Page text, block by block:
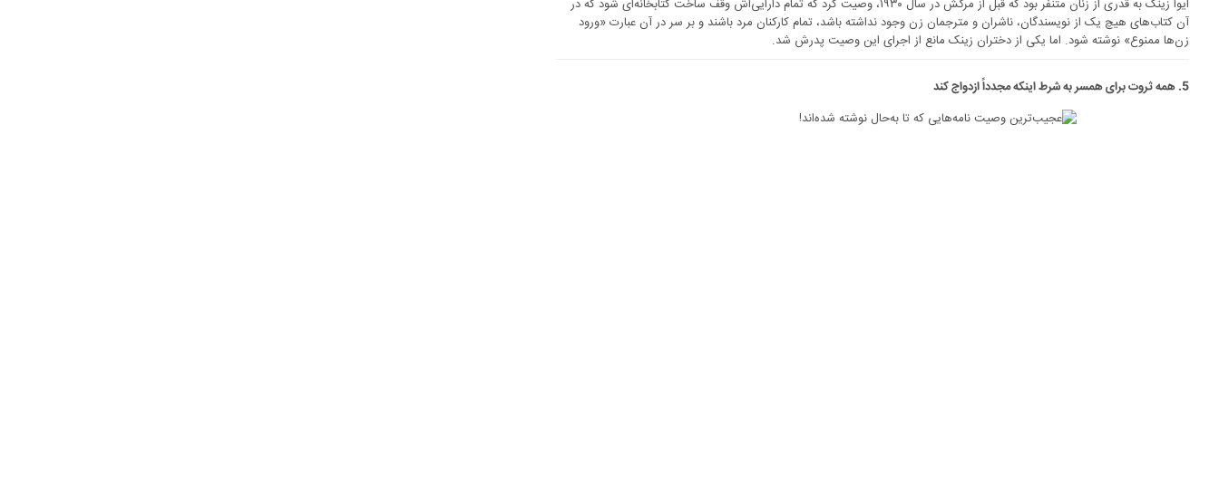
ایوا زینک به قدری از زنان متنفر بود که قبل از مرگش در سال ۱۹۳۰، وصیت کرد که تمام دارایی‌اش وقف ساخت کتابخانه‌ای شود که در
آن کتاب‌های هیچ یک از نویسندگان، ناشران و مترجمان زن وجود نداشته باشد، تمام کارکنان مرد باشند و بر سر در آن عبارت «ورود
زن‌ها ممنوع» نوشته شود. اما یکی از دختران زینک مانع از اجرای این وصیت پدرش شد.
5. همه ثروت برای همسر به شرط اینکه مجدداً ازدواج کند